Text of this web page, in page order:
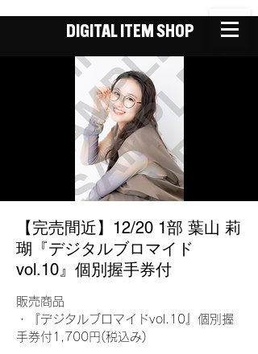
DIGITAL ITEM SHOP
【完売間近】12/20 1部 葉山 莉
瑚『デジタルブロマイド
vol.10』個別握手券付
販売商品
・『デジタルブロマイドvol.10』個別握
手券付1,700円(税込み)